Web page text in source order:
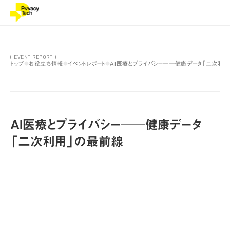
( EVENT REPORT )
トップ お役立ち情報 イベントレポート ●AI医療とプライバシー──健康データ「二次利
AI医療とプライバシー──健康データ
「二次利用」の最前線